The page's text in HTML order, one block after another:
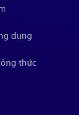
dụng
thức